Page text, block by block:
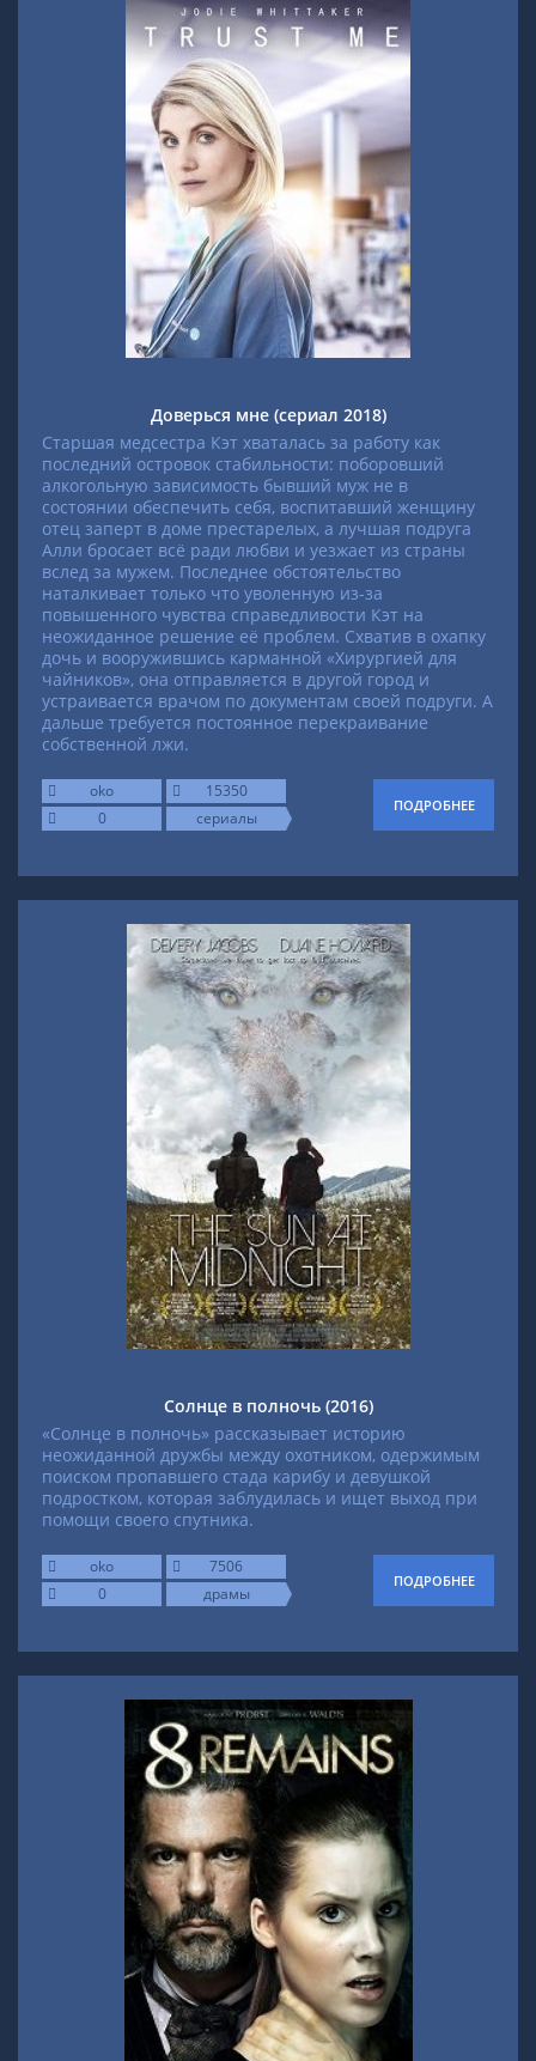
Доверься мне (сериал 2018)
Старшая медсестра Кэт хваталась за работу как
последний островок стабильности: поборовший
алкогольную зависимость бывший муж не в
состоянии обеспечить себя, воспитавший женщину
отец заперт в доме престарелых, а лучшая подруга
Алли бросает всё ради любви и уезжает из страны
вслед за мужем. Последнее обстоятельство
наталкивает только что уволенную из-за
повышенного чувства справедливости Кэт на
неожиданное решение её проблем. Схватив в охапку
дочь и вооружившись карманной «Хирургией для
чайников», она отправляется в другой город и
устраивается врачом по документам своей подруги. А
дальше требуется постоянное перекраивание
собственной лжи.
oko
15350
0
сериалы
ПОДРОБНЕЕ
Солнце в полночь (2016)
«Солнце в полночь» рассказывает историю
неожиданной дружбы между охотником, одержимым
поиском пропавшего стада карибу и девушкой
подростком, которая заблудилась и ищет выход при
помощи своего спутника.
oko
7506
0
драмы
ПОДРОБНЕЕ